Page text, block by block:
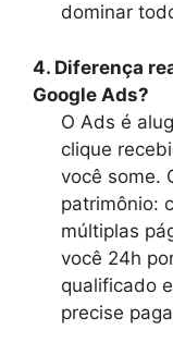
dominar
4. Diferença
Google Ads?
O Ads é
clique
você some.
patrimônio:
múltiplas
você 24h
qualificado
precise